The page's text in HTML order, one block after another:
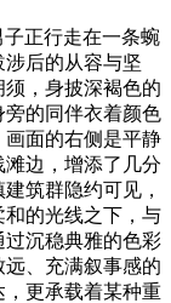
正行走在一条蜿
后的从容与坚
，身披深褐色的
的同伴衣着颜色
面的右侧是平静
边，增添了几分
筑群隐约可见，
的光线之下，与
沉稳典雅的色彩
、充满叙事感的
更承载着某种重